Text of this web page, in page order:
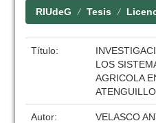
RIUdeG Tesis
Título:
LOS
AGRICOLA
Autor: VELASCO